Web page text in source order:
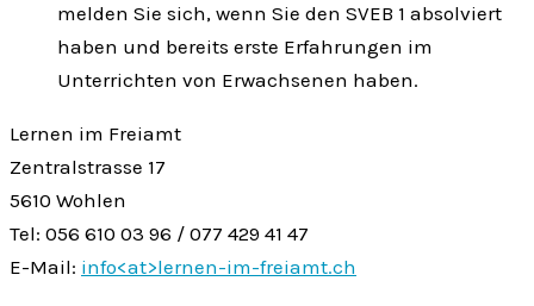
melden Sie sich, wenn Sie den SVEB 1 absolviert
haben und bereits erste Erfahrungen im
Unterrichten von Erwachsenen haben.
Lernen im Freiamt
Zentralstrasse 17
5610 Wohlen
Tel: 056 610 03 96 / 077 429 41 47
E-Mail: info<at>lernen-im-freiamt.ch